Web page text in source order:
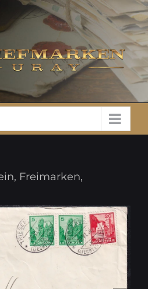
Freimarken,